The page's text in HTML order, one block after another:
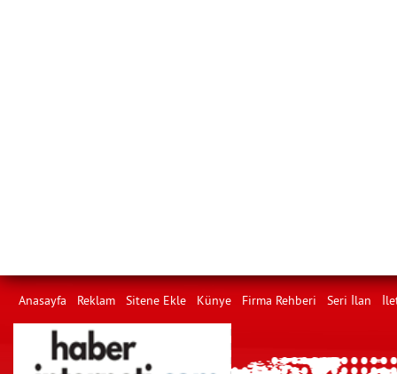
Anasayfa Reklam Sitene Ekle Künye Firma Rehberi Seri İlan